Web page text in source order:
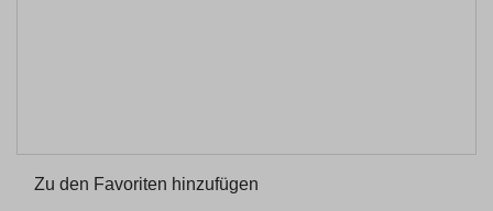
Zu den Favoriten hinzufügen